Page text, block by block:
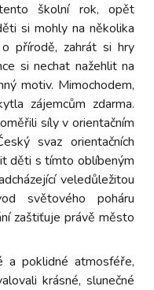
školní rok, opět
si mohly na několika
přírodě, zahrát si hry
si nechat nažehlit na
motiv. Mimochodem,
zájemcům zdarma.
síly v orientačním
svaz orientačních
děti s tímto oblíbeným
veledůležitou
světového poháru
zaštiťuje právě město
a poklidné atmosféře,
krásné, slunečné